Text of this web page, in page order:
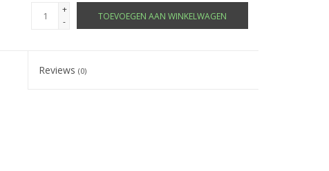
+
-
TOEVOEGEN AAN WINKELWAGEN
Reviews(0)